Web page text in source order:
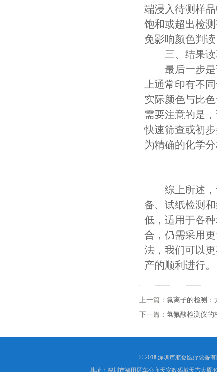
端浸入待测样
饱和或超出检
免影响颜色判
三、结果读
最后一步是读
上通常印有不
实际颜色与比
需要注意的是
快速筛查或初
为精确的化学
综上所述，氯
备、试纸检测
低，适用于各
合，仍需采用
法，我们可以
产的顺利进行。
上一篇： 氟离子的检测：
下一篇： 氢氟酸检测仪的
© 2018 深圳市航创医疗设备
地址：深圳市福田区车公庙天安数码城天吉大厦